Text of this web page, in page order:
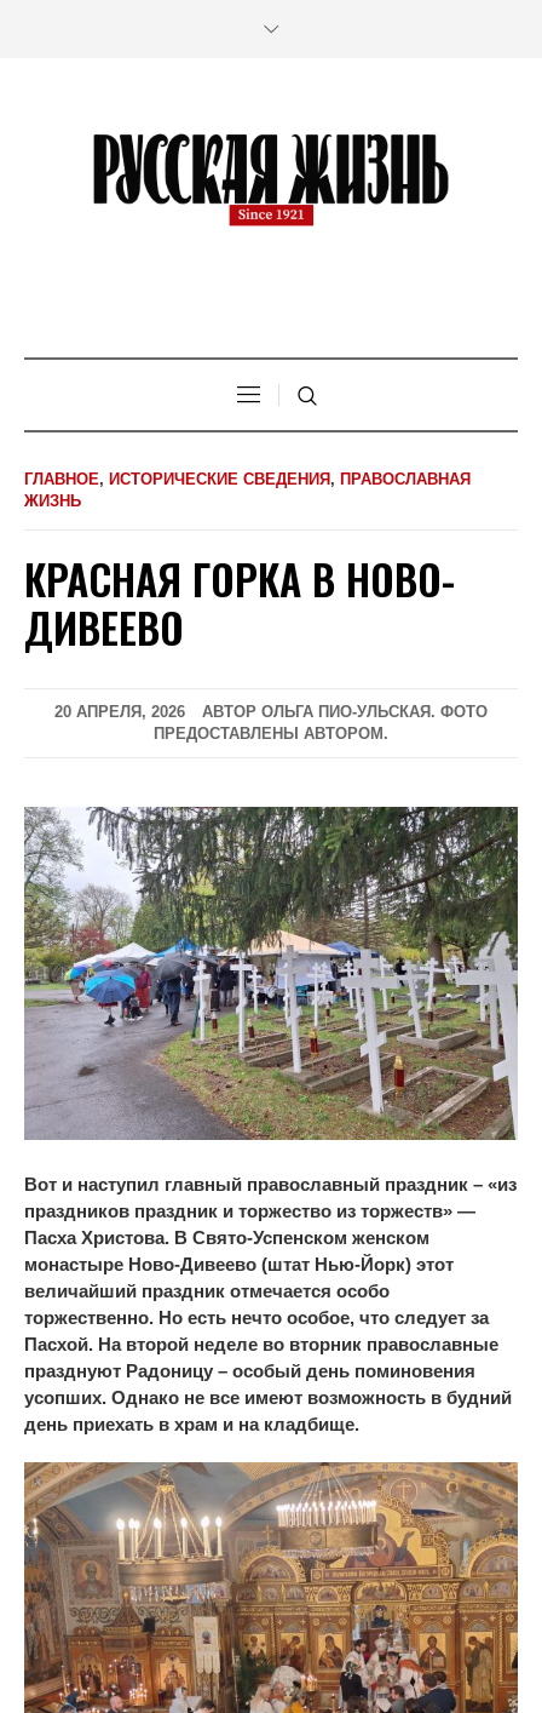
ГЛАВНОЕ, ИСТОРИЧЕСКИЕ СВЕДЕНИЯ , ПРАВОСЛАВНАЯ
ЖИЗНЬ
КРАСНАЯ ГОРКА В НОВО-
ДИВЕЕВО
20 АПРЕЛЯ, 2026
АВТОР ОЛЬГА ПИО-УЛЬСКАЯ. ФОТО
ПРЕДОСТАВЛЕНЫ АВТОРОМ.
Вот и наступил главный православный праздник – «из
праздников праздник и торжество из торжеств» —
Пасха Христова. В Свято-Успенском женском
монастыре Ново-Дивеево (штат Нью-Йорк) этот
величайший праздник отмечается особо
торжественно. Но есть нечто особое, что следует за
Пасхой. На второй неделе во вторник православные
празднуют Радоницу – особый день поминовения
усопших. Однако не все имеют возможность в будний
день приехать в храм и на кладбище.